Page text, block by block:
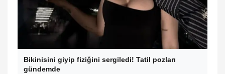
Bikinisini giyip fiziğini sergiledi! Tatil pozları
gündemde